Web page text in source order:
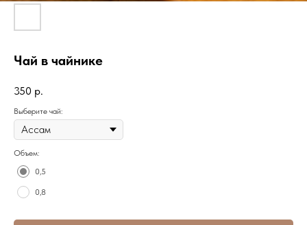
Чай в чайнике
350 р.
Выберите чай:
Объем:
0,5
0,8